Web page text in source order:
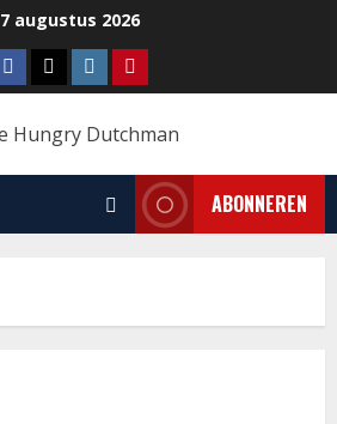
7 augustus 2026
Facebook
TiktokInstagramPinterest
ABONNEREN